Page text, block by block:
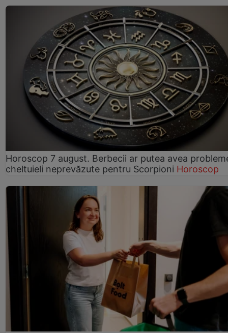
Horoscop 7 august. Berbecii ar putea avea
cheltuieli neprevăzute pentru Scorpioni Horoscop